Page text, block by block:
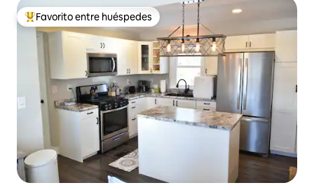
Favorito entre huéspedes preferido
Favorito entre huéspedes